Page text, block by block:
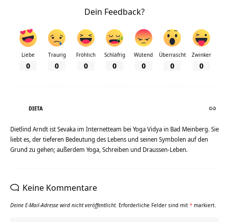
Dein Feedback?
Liebe
0
Traurig
0
Fröhlich
0
Schläfrig
0
Wütend
0
Überrascht
0
Zwinker
0
DIETA
Dietlind Arndt ist Sevaka im Internetteam bei Yoga Vidya in Bad Meinberg. Sie
liebt es, der tieferen Bedeutung des Lebens und seinen Symbolen auf den
Grund zu gehen; außerdem Yoga, Schreiben und Draussen-Leben.
Keine Kommentare
Deine E-Mail-Adresse wird nicht veröffentlicht. Erforderliche Felder sind mit * markiert.